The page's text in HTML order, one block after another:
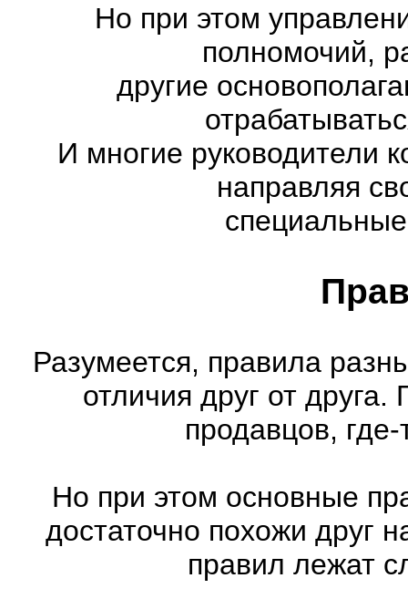
Но при этом
полномочий,
другие
И многие руководители
направляя
Разумеется, правила
отличия друг от
продавцов,
Но при этом основные
достаточно похожи друг
правил лежат